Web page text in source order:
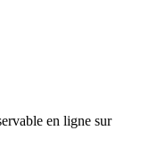
en ligne sur